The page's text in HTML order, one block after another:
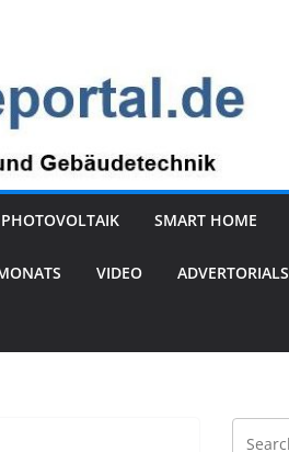
PHOTOVOLTAIK SMART HOME
VIDEO ADVERTORIALS